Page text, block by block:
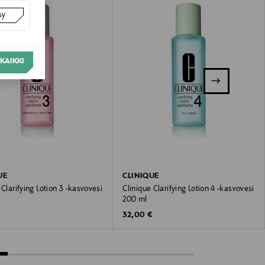
Lotion 3 -kasvovesi
CLINIQUE
Clinique Clarifying Lotion 4 -kasvovesi
200 ml
Original Price
32,00 €